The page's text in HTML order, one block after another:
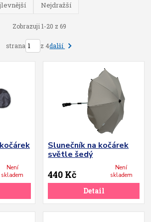
Nejdražší
Zobrazuji 1-20 z 69
strana z 4další
Není
skladem
Slunečník na kočárek
světle šedý
440 Kč
Není
skladem
Detail